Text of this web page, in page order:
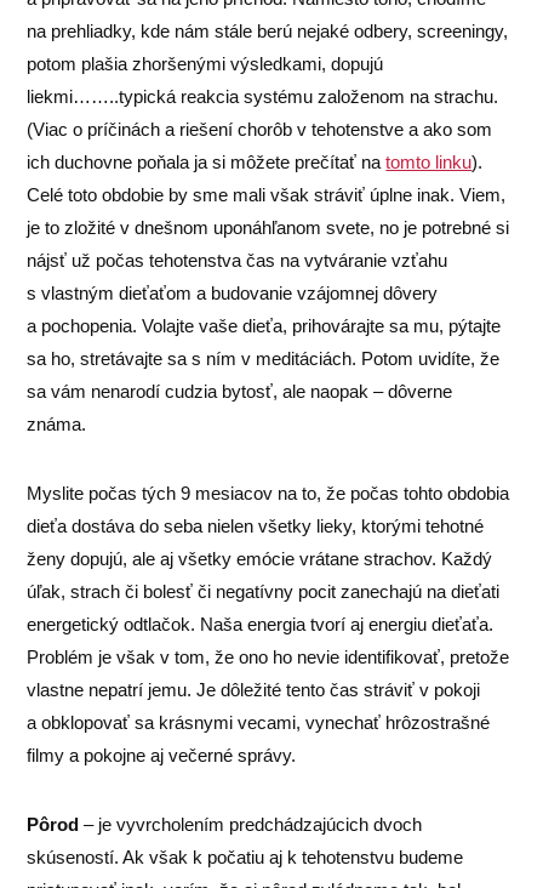
na prehliadky, kde nám stále berú nejaké odbery, screeningy,
potom plašia zhoršenými výsledkami, dopujú
liekmi……..typická reakcia systému založenom na strachu.
(Viac o príčinách a riešení chorôb v tehotenstve a ako som
ich duchovne poňala ja si môžete prečítať natomto linku).
Celé toto obdobie by sme mali však stráviť úplne inak. Viem,
je to zložité v dnešnom uponáhľanom svete, no je potrebné si
nájsť už počas tehotenstva čas na vytváranie vzťahu
s vlastným dieťaťom a budovanie vzájomnej dôvery
a pochopenia. Volajte vaše dieťa, prihovárajte sa mu, pýtajte
sa ho, stretávajte sa s ním v meditáciách. Potom uvidíte, že
sa vám nenarodí cudzia bytosť, ale naopak – dôverne
známa.
Myslite počas tých 9 mesiacov na to, že počas tohto obdobia
dieťa dostáva do seba nielen všetky lieky, ktorými tehotné
ženy dopujú, ale aj všetky emócie vrátane strachov. Každý
úľak, strach či bolesť či negatívny pocit zanechajú na dieťati
energetický odtlačok. Naša energia tvorí aj energiu dieťaťa.
Problém je však v tom, že ono ho nevie identifikovať, pretože
vlastne nepatrí jemu. Je dôležité tento čas stráviť v pokoji
a obklopovať sa krásnymi vecami, vynechať hrôzostrašné
filmy a pokojne aj večerné správy.
Pôrod – je vyvrcholením predchádzajúcich dvoch
skúseností. Ak však k počatiu aj k tehotenstvu budeme